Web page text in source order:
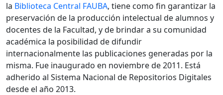
la Biblioteca Central FAUBA, tiene como fin garantizar la
preservación de la producción intelectual de alumnos y
docentes de la Facultad, y de brindar a su comunidad
académica la posibilidad de difundir
internacionalmente las publicaciones generadas por la
misma. Fue inaugurado en noviembre de 2011. Está
adherido al Sistema Nacional de Repositorios Digitales
desde el año 2013.